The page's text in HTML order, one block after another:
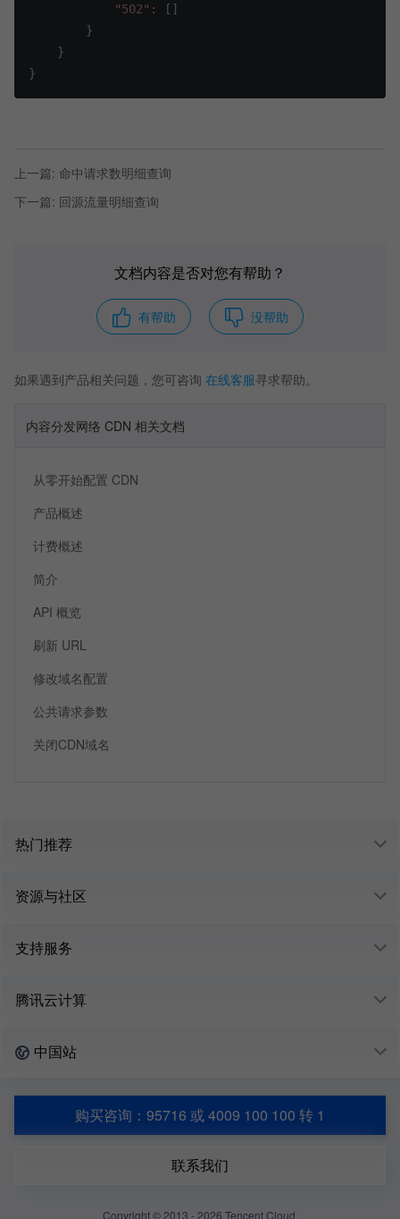
"502" : [ ]
}
}
}
上一篇: 命中请求数明细查询
下一篇: 回源流量明细查询
文档内容是否对您有帮助？
有帮助 没帮助
如果遇到产品相关问题，您可咨询 在线客服寻求帮助。
内容分发网络 CDN 相关文档
从零开始配置 CDN
产品概述
计费概述
简介
API 概览
刷新 URL
修改域名配置
公共请求参数
关闭CDN域名
热门推荐
资源与社区
支持服务
腾讯云计算
中国站
购买咨询：95716 或 4009 100 100 转 1
联系我们
Copyright © 2013 - 2026 Tencent Cloud.